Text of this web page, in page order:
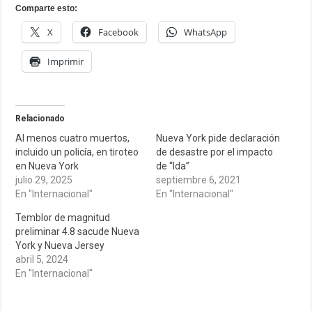
Comparte esto:
X Facebook WhatsApp
Imprimir
Relacionado
Al menos cuatro muertos,
incluido un policía, en tiroteo
en Nueva York
julio 29, 2025
En "Internacional"
Nueva York pide declaración
de desastre por el impacto
de “Ida”
septiembre 6, 2021
En "Internacional"
Temblor de magnitud
preliminar 4.8 sacude Nueva
York y Nueva Jersey
abril 5, 2024
En "Internacional"